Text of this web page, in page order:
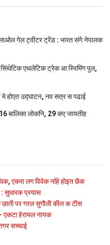
गेल ट्वीटर ट्रेंड : भारत संगे नेपालक
सिंथेटिक एथलेटिक ट्रेक आ स्विमिंग पुल,
मे होएत उद्घाटन, नव सत्र स पढाई
बालिका लोकनि, 29 कए जायतीह
एकरा लग विवेक नहि होइत छैक
सुधारक प्रयास
पर गरल सुगौली कील क टीस
एकटा हेरायल नायक
सच्‍चाई